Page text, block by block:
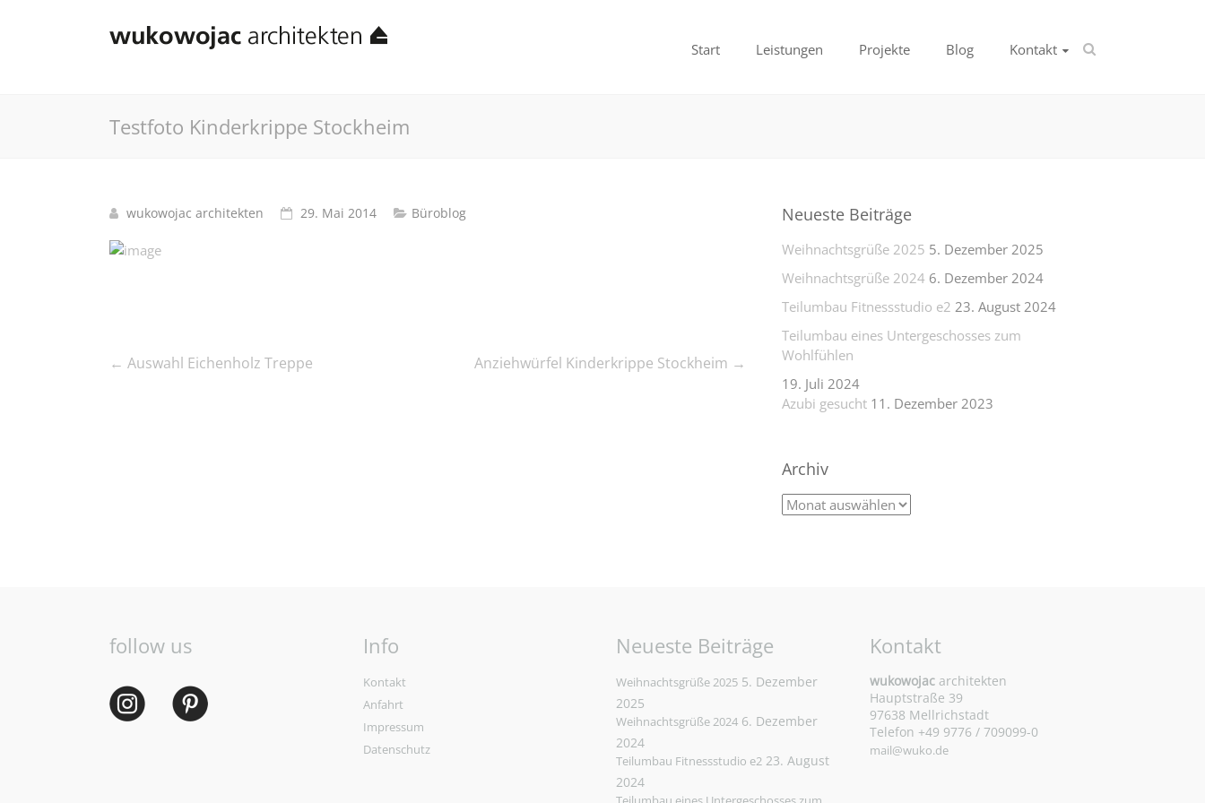
Start Leistungen Projekte Blog Kontakt
Testfoto Kinderkrippe Stockheim
wukowojac architekten 29. Mai 2014 Büroblog
← Auswahl Eichenholz Treppe Anziehwürfel Kinderkrippe Stockheim →
Neueste Beiträge
Weihnachtsgrüße 2025 5. Dezember 2025
Weihnachtsgrüße 2024 6. Dezember 2024
Teilumbau Fitnessstudio e2 23. August 2024
Teilumbau eines Untergeschosses zum
Wohlfühlen
19. Juli 2024
Azubi gesucht 11. Dezember 2023
Archiv
follow us Info
Kontakt
Anfahrt
Impressum
Datenschutz
Neueste Beiträge
Weihnachtsgrüße 2025 5. Dezember
2025
Weihnachtsgrüße 2024 6. Dezember
2024
Teilumbau Fitnessstudio e2 23. August
2024
Kontakt
wukowojacarchitekten
Hauptstraße 39
97638 Mellrichstadt
Telefon +49 9776 / 709099-0
mail@wuko.de